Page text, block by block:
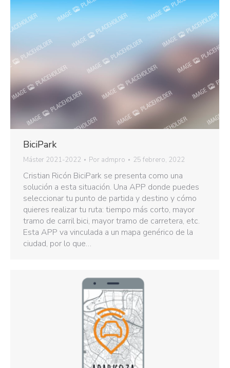
BiciPark
Máster 2021-2022 Por admpro 25 febrero, 2022
Cristian Ricón BiciPark se presenta como una
solución a esta situación. Una APP donde puedes
seleccionar tu punto de partida y destino y cómo
quieres realizar tu ruta: tiempo más corto, mayor
tramo de carril bici, mayor tramo de carretera, etc.
Esta APP va vinculada a un mapa genérico de la
ciudad, por lo que…